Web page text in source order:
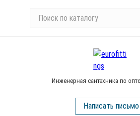
и
Инженерная сантехника по
Написать письмо